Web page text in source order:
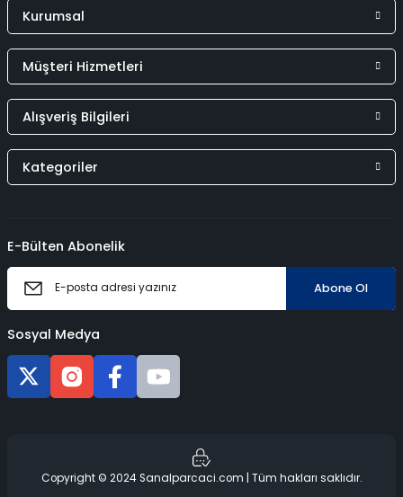
Kurumsal
Müşteri Hizmetleri
Alışveriş Bilgileri
Kategoriler
E-Bülten Abonelik
Abone Ol
Sosyal Medya
Copyright © 2024 Sanalparcaci.com | Tüm hakları saklıdır.